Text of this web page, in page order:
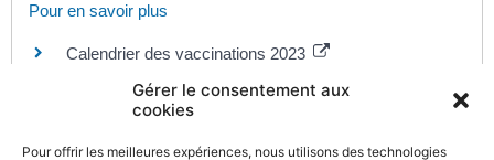
Gérer le consentement aux
cookies
Pour offrir les meilleures expériences, nous utilisons des technologies
Pour en savoir plus
Calendrier des vaccinations 2023
Site d'information sur les hépatites
Sida Info Service
Dépistage de l'hépatite C (VHC)